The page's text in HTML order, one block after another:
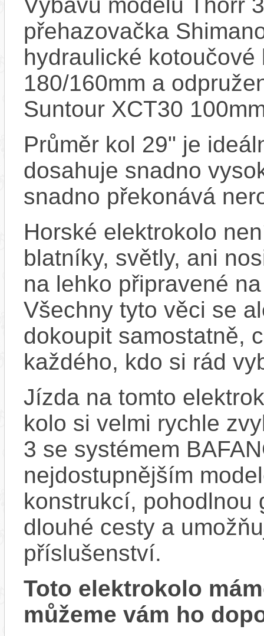
přehazovačka
hydraulické
180/160mm a
Suntour XCT30
Průměr kol 29" je
dosahuje snadno
snadno překonává
Horské elektrokolo
blatníky, světly, ani
na lehko připravené
Všechny tyto věci se
dokoupit samostatně,
každého, kdo si rád
Jízda na tomto
kolo si velmi rychle
3 se systémem
nejdostupnějším
konstrukcí, pohodlnou
dlouhé cesty a
příslušenství.
Toto elektrokolo
můžeme vám ho